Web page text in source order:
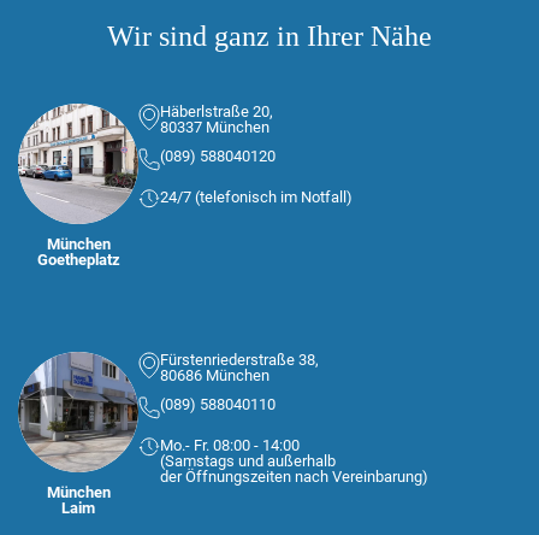
Wir sind ganz in Ihrer Nähe
München
Goetheplatz
Häberlstraße 20,
80337 München
(089) 588040120
24/7 (telefonisch im Notfall)
München
Laim
Fürstenriederstraße 38,
80686 München
(089) 588040110
Mo.- Fr. 08:00 - 14:00
(Samstags und außerhalb
der Öffnungszeiten nach Vereinbarung)